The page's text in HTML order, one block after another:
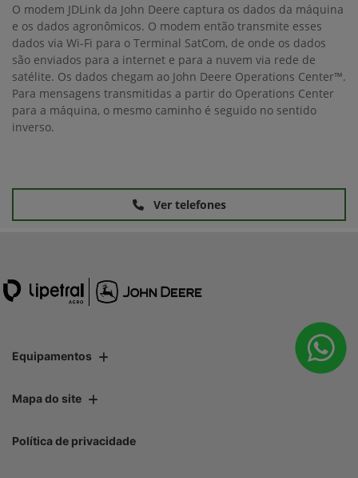
O modem JDLink da John Deere captura os dados da máquina
e os dados agronômicos. O modem então transmite esses
dados via Wi-Fi para o Terminal SatCom, de onde os dados
são enviados para a internet e para a nuvem via rede de
satélite. Os dados chegam ao John Deere Operations Center™.
Para mensagens transmitidas a partir do Operations Center
para a máquina, o mesmo caminho é seguido no sentido
inverso.
Ver telefones
Equipamentos
Mapa do site
Política de privacidade